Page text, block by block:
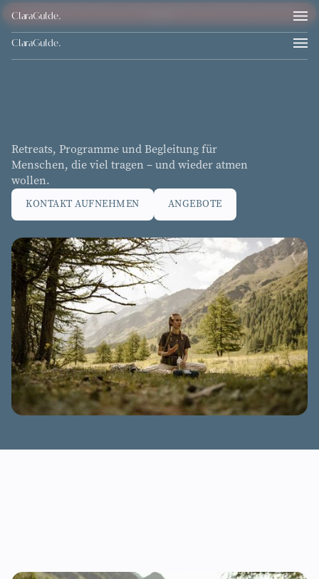
Retreats, Programme und Begleitung für
Menschen, die viel tragen – und wieder atmen
wollen.
KONTAKT AUFNEHMEN ANGEBOTE
DIE ANMELDUNG FÜR DIE 2026 MOUNTAIN RETREATS IST GEÖFFNET. LIMITIERTE
ClaraGulde.
ClaraGulde.